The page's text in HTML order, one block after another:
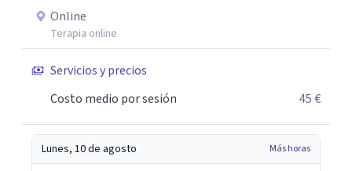
reúne los elementos que puedan ayudar de una manera
más rápida y eficaz a cada paciente. Dado que cuando uno
lo está pasando mal desea recuperarse cuanto antes,
siempre procuro que los tratamientos tengan la menor
duración posible, con el consiguiente ahorro de tiempo y
Online
Terapia online
Servicios y precios
Costo medio por sesión
45 €
Lunes, 10 de agosto Más horas